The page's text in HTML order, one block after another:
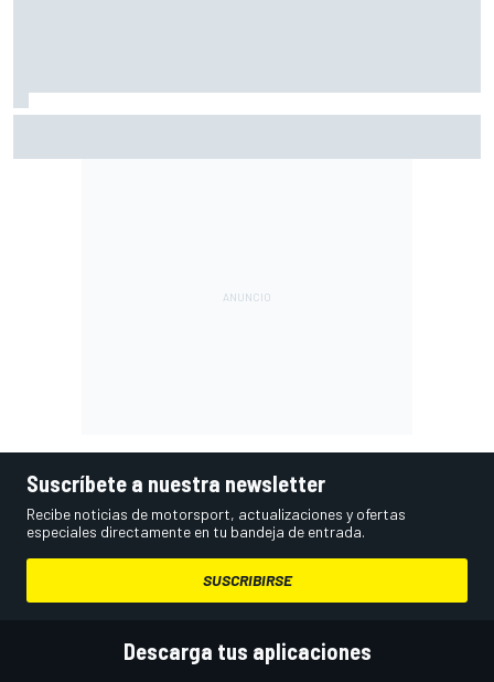
otro"
Suscríbete a nuestra newsletter
Recibe noticias de motorsport, actualizaciones y ofertas
especiales directamente en tu bandeja de entrada.
SUSCRIBIRSE
Descarga tus aplicaciones